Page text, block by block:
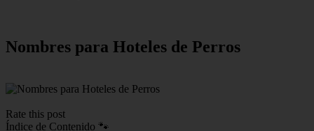
Nombres para Hoteles de Perros
Rate this post
Índice de Contenido 🐾